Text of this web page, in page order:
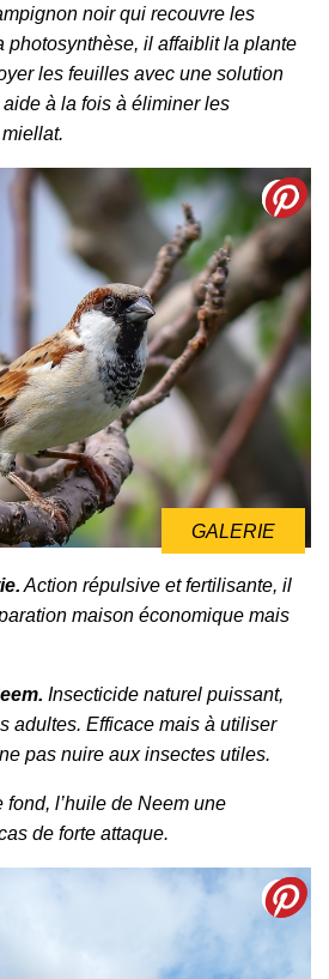
noir qui recouvre les
photosynthèse, il affaiblit la plante
les feuilles avec une solution
aide à la fois à éliminer les
GALERIE
Action répulsive et fertilisante, il
maison économique mais
Insecticide naturel puissant,
adultes. Efficace mais à utiliser
pas nuire aux insectes utiles.
l’huile de Neem une
de forte attaque.